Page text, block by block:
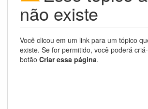
não existe
Você clicou em um link para um tópico
existe. Se for permitido, você poderá
botão Criar essa página.